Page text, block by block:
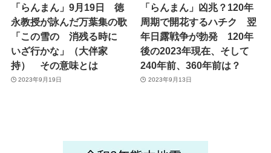
「らんまん」9月19日 徳
永教授が詠んだ万葉集の歌
「この雪の 消残る時に
いざ行かな」（大伴家
持） その意味とは
2023年9月19日
「らんまん」凶兆？120年
周期で開花するハチク 翌
年日露戦争が勃発 120年
後の2023年現在、そして
240年前、360年前は？
2023年9月13日